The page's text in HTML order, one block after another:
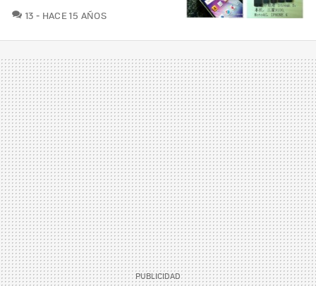
13 COMENTARIOS
HACE 15 AÑOS